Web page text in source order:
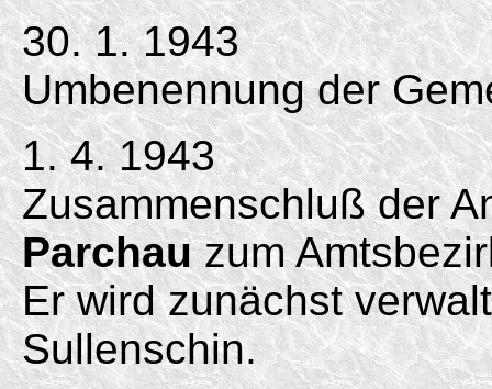
30. 1. 1943
Umbenennung der
1. 4. 1943
Zusammenschluß der
Parchauzum
Er wird zunächst
Sullenschin.